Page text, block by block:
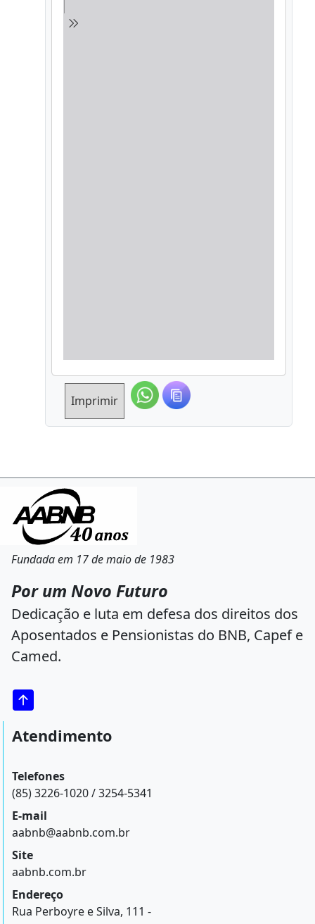
Imprimir
Fundada em 17 de maio de 1983
Por um Novo Futuro
Dedicação e luta em defesa dos direitos dos
Aposentados e Pensionistas do BNB, Capef e
Camed.
Atendimento
Telefones
(85) 3226-1020 / 3254-5341
E-mail
aabnb@aabnb.com.br
Site
aabnb.com.br
Endereço
Rua Perboyre e Silva, 111 -